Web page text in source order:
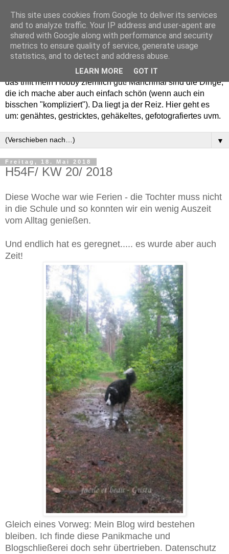
Willkommen in meinem "Wohnzimmer". Einfach und schön -
das trifft mein Hobby ziemlich gut! Manchmal sind die Dinge,
die ich mache aber auch einfach schön (wenn auch ein
bisschen "kompliziert"). Da liegt ja der Reiz. Hier geht es
um: genähtes, gestricktes, gehäkeltes, gefotografiertes uvm.
▼
Freitag, 18. Mai 2018
H54F/ KW 20/ 2018
Diese Woche war wie Ferien - die Tochter muss nicht
in die Schule und so konnten wir ein wenig Auszeit
vom Alltag genießen.
Und endlich hat es geregnet..... es wurde aber auch
Zeit!
Gleich eines Vorweg: Mein Blog wird bestehen
bleiben. Ich finde diese Panikmache und
Blogschließerei doch sehr übertrieben. Datenschutz
This site uses cookies from Google to deliver its services
and to analyze traffic. Your IP address and user-agent are
shared with Google along with performance and security
metrics to ensure quality of service, generate usage
statistics, and to detect and address abuse.
LEARN MORE GOT IT